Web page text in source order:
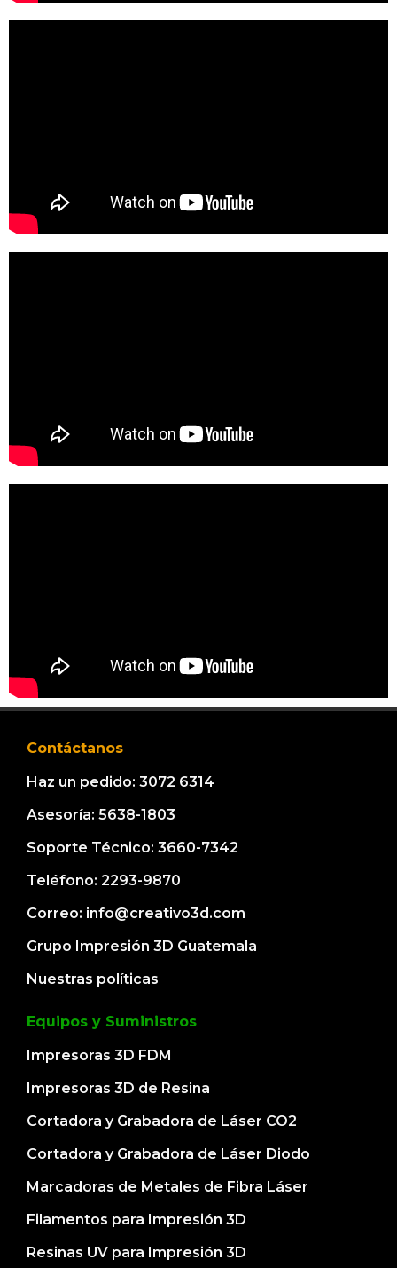
Contáctanos
Haz un pedido: 3072 6314
Asesoría: 5638-1803
Soporte Técnico: 3660-7342
Teléfono: 2293-9870
Correo: info@creativo3d.com
Grupo Impresión 3D Guatemala
Nuestras políticas
Equipos y Suministros
Impresoras 3D FDM
Impresoras 3D de Resina
Cortadora y Grabadora de Láser CO2
Cortadora y Grabadora de Láser Diodo
Marcadoras de Metales de Fibra Láser
Filamentos para Impresión 3D
Resinas UV para Impresión 3D